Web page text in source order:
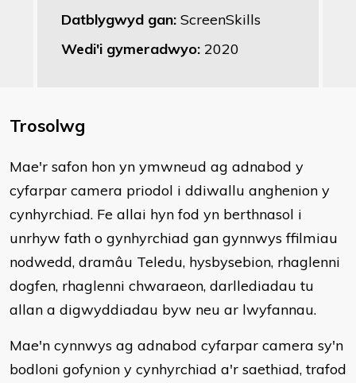
Datblygwyd gan: ScreenSkills
Wedi'i gymeradwyo: 2020
Trosolwg
​Mae'r safon hon yn ymwneud ag adnabod y
cyfarpar camera priodol i ddiwallu anghenion y
cynhyrchiad. Fe allai hyn fod yn berthnasol i
unrhyw fath o gynhyrchiad gan gynnwys ffilmiau
nodwedd, dramâu Teledu, hysbysebion, rhaglenni
dogfen, rhaglenni chwaraeon, darllediadau tu
allan a digwyddiadau byw neu ar lwyfannau.
Mae'n cynnwys ag adnabod cyfarpar camera sy'n
bodloni gofynion y cynhyrchiad a'r saethiad, trafod